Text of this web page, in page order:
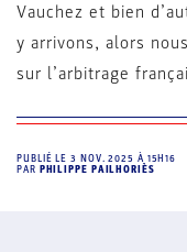
Vauchez et bien
y arrivons, alors
sur l’arbitrage
PUBLIÉ LE3 NOV. 2025 À 15H16
PAR PHILIPPE PAILHORIÈS